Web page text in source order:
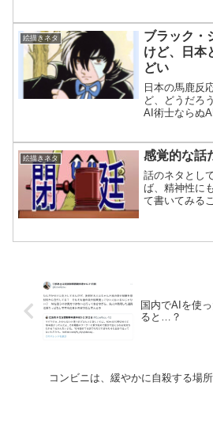
絵描きネタ
ブラック・
けど、日本
どい
日本の馬鹿反
ど、どうだろ
AI術士ならぬ
ていたりと、
か...
絵描きネタ 感覚的な話
話のネタとし
ば、精神性に
て書いてみる
国内でAIを使
ると…？
コンビニは、緩やかに自殺する場所